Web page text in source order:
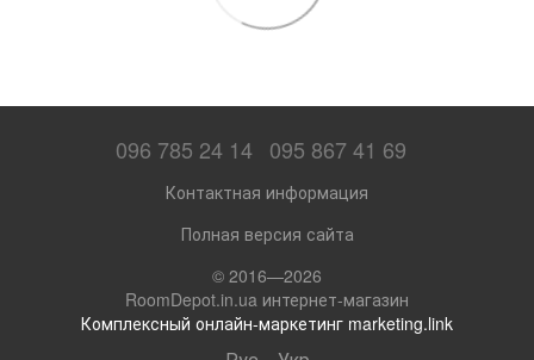
096 785 24 14 095 867 41 69
Контактная информация
Полная версия сайта
© 2016—2026
RoomDepot.in.ua интернет-магазин
Комплексный онлайн-маркетинг marketing.link